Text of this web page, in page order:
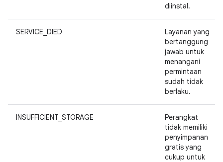
diinstal.
SERVICE_DIED
Layanan yang
bertanggung
jawab untuk
menangani
permintaan
sudah tidak
berlaku.
INSUFFICIENT_STORAGE
Perangkat
tidak memiliki
penyimpanan
gratis yang
cukup untuk